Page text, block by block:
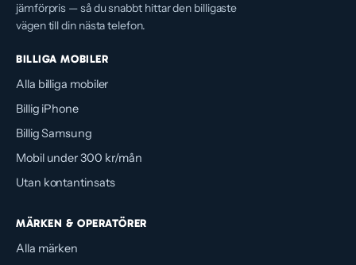
jämförpris — så du snabbt hittar den billigaste
vägen till din nästa telefon.
BILLIGA MOBILER
Alla billiga mobiler
Billig iPhone
Billig Samsung
Mobil under 300 kr/mån
Utan kontantinsats
MÄRKEN & OPERATÖRER
Alla märken